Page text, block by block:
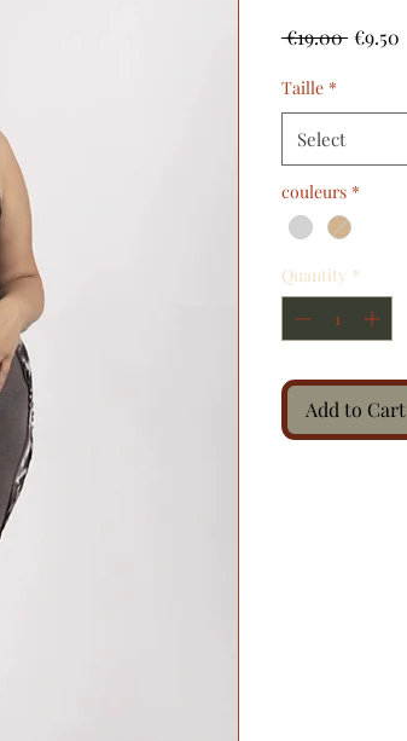
€19.00 Regular
€9.50
Taille *
Select
couleurs *
Quantity *
Add to Cart